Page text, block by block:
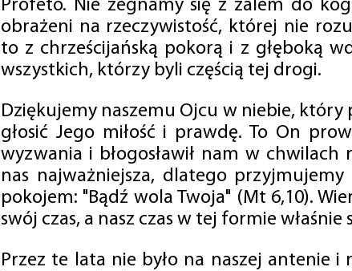
Profeto. Nie żegnamy się z żalem do
obrażeni na rzeczywistość, której nie
to z chrześcijańską pokorą i z głęboką
wszystkich, którzy byli częścią tej drogi.
Dziękujemy naszemu Ojcu w niebie, który
głosić Jego miłość i prawdę. To On
wyzwania i błogosławił nam w chwilach
nas najważniejsza, dlatego
pokojem: "Bądź wola Twoja" (Mt 6,10).
swój czas, a nasz czas w tej formie właśnie
Przez te lata nie było na naszej antenie